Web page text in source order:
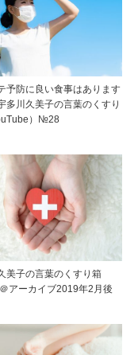
予防に良い食事はあります
多川久美子の言葉のくすり
）№28
美子の言葉のくすり箱
＠アーカイブ2019年2月後